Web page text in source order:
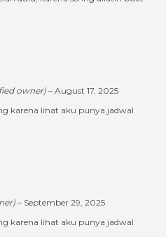
owner)– August 17, 2025
karena lihat aku punya jadwal
– September 29, 2025
karena lihat aku punya jadwal